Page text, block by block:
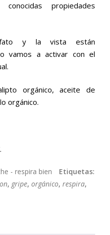
propiedades
y la vista están
vamos a activar con el
orgánico, aceite de
orgánico.
- respira bien
Etiquetas:
, gripe, orgánico, respira,